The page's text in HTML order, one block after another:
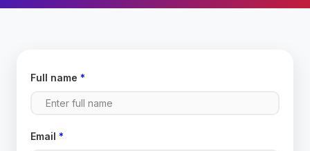
Full name *
Email *